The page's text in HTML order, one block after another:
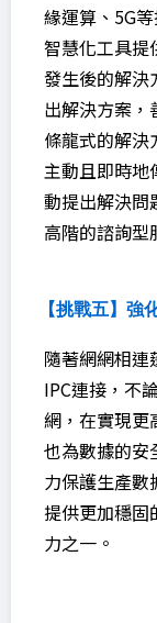
緣運算、5G
智慧化工具提
發生後的解決
出解決方案，
條龍式的解決
主動且即時地
動提出解決問
高階的諮詢型
【挑戰五】強
隨著網網相連
IPC連接，不
網，在實現更
也為數據的安
力保護生產數
提供更加穩固
力之一。